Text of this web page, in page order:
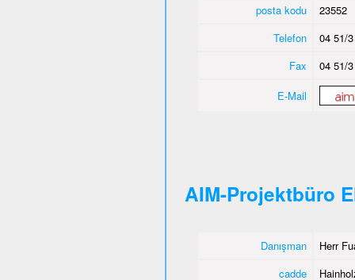
posta kodu
23552
Telefon
04 51/
Fax
04 51/
E-Mail
AIM-Projektbüro
Danışman
Herr
cadde